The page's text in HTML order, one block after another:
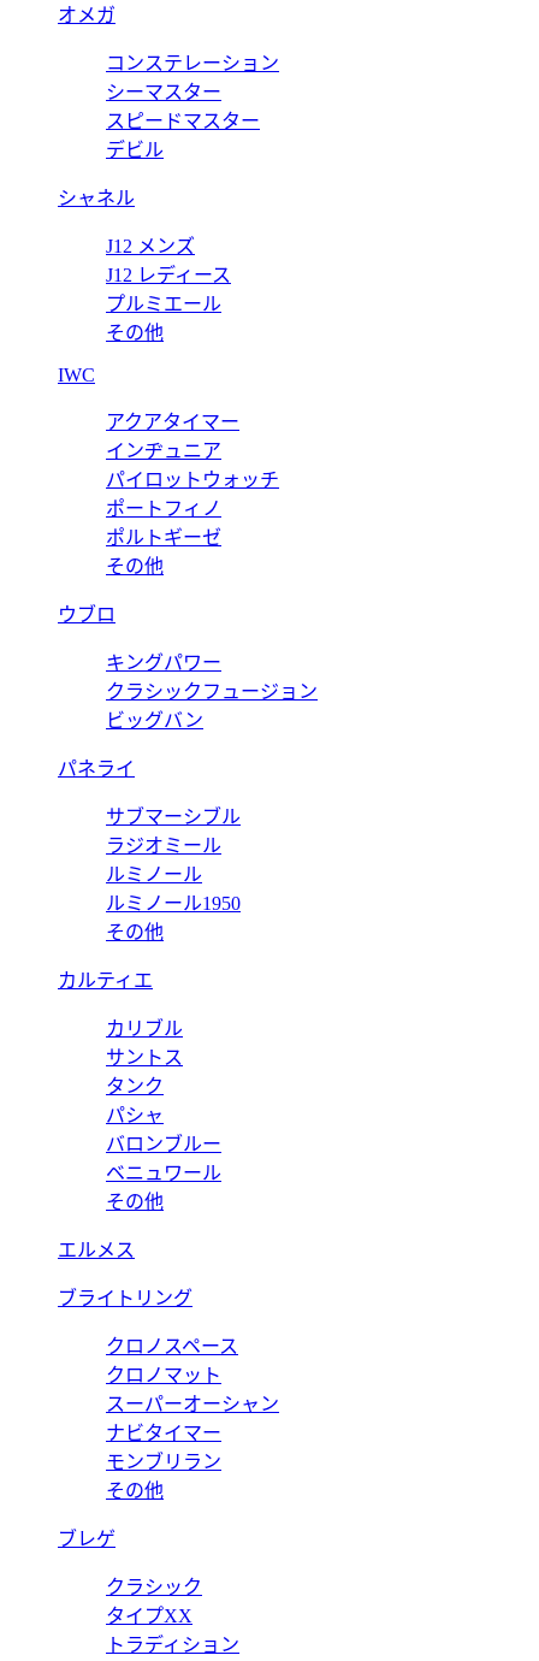
ピー RDDBEX0353 オートマティック42 【2017年新作】
オメガ
コンステレーション
シーマスター
スピードマスター
デビル
シャネル
J12 メンズ
J12 レディース
プルミエール
その他
IWC
アクアタイマー
インヂュニア
パイロットウォッチ
ポートフィノ
ポルトギーゼ
その他
ウブロ
キングパワー
クラシックフュージョン
ビッグバン
パネライ
サブマーシブル
ラジオミール
ルミノール
ルミノール1950
その他
カルティエ
カリブル
サントス
タンク
パシャ
バロンブルー
ベニュワール
その他
エルメス
ブライトリング
クロノスペース
クロノマット
スーパーオーシャン
ナビタイマー
モンブリラン
その他
ブレゲ
クラシック
タイプXX
トラディション